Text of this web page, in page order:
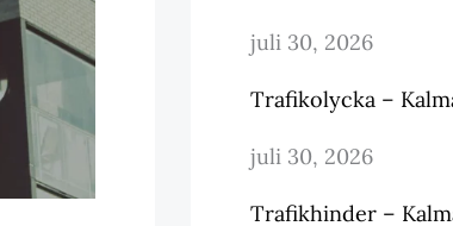
juli 30, 2026
Trafikolycka –
juli 30, 2026
Trafikhinder –